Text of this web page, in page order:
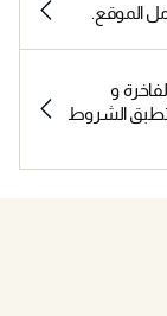
شامل الموقع.
الفاخرة و
تطبق الشروط